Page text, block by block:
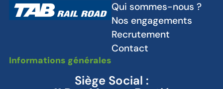
Qui sommes-nous ?
Nos engagements
Recrutement
Contact
Informations générales
Siège Social :